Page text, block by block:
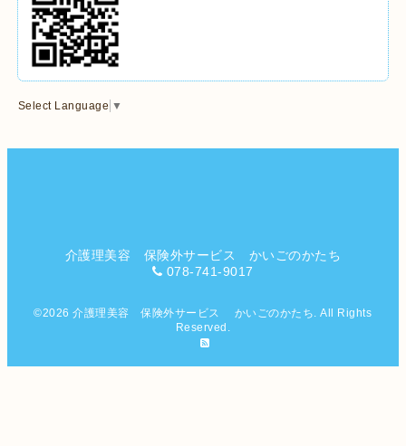
Select Language ▼
介護理美容 保険外サービス かいごのかたち
078-741-9017
©2026介護理美容 保険外サービス かいごのかたち . All Rights
Reserved.